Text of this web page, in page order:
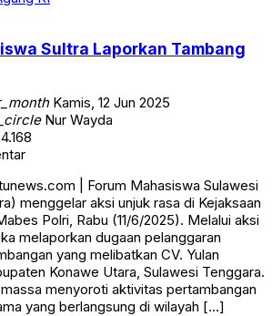
Sultra Laporkan Tambang
Kamis, 12 Jun 2025
Nur Wayda
| Forum Mahasiswa Sulawesi
menggelar aksi unjuk rasa di Kejaksaan
Polri, Rabu (11/6/2025). Melalui aksi
melaporkan dugaan pelanggaran
yang melibatkan CV. Yulan
Konawe Utara, Sulawesi Tenggara.
menyoroti aktivitas pertambangan
yang berlangsung di wilayah […]